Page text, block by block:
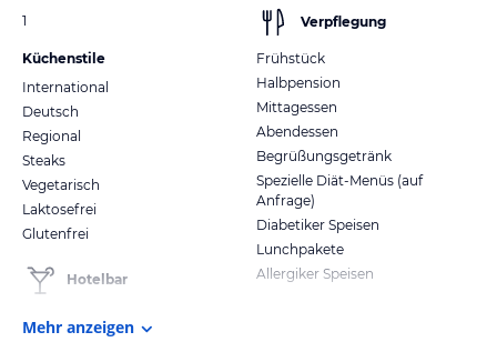
1
Küchenstile
International
Deutsch
Regional
Steaks
Vegetarisch
Laktosefrei
Glutenfrei
Hotelbar
Verpflegung
Frühstück
Halbpension
Mittagessen
Abendessen
Begrüßungsgetränk
Spezielle Diät-Menüs (auf
Anfrage)
Diabetiker Speisen
Lunchpakete
Allergiker Speisen
Mehr anzeigen